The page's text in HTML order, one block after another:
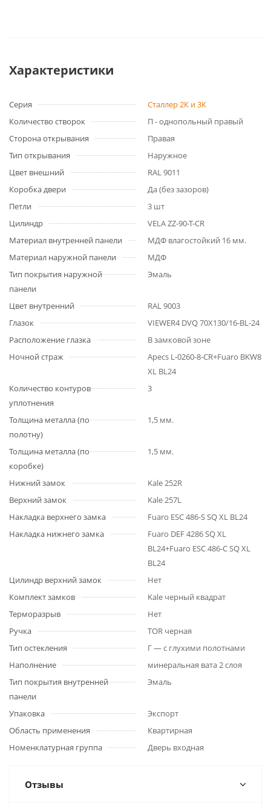
Характеристики
Серия
Сталлер 2К и 3К
Количество створок
П - однопольный правый
Сторона открывания
Правая
Тип открывания
Наружное
Цвет внешний
RAL 9011
Коробка двери
Да (без зазоров)
Петли
3 шт
Цилиндр
VELA ZZ-90-T-CR
Материал внутренней панели
МДФ влагостойкий 16 мм.
Материал наружной панели
МДФ
Тип покрытия наружной
панели
Эмаль
Цвет внутренний
RAL 9003
Глазок
VIEWER4 DVQ 70X130/16-BL-24
Расположение глазка
В замковой зоне
Ночной страж
Apecs L-0260-8-CR+Fuaro BKW8
XL BL24
Количество контуров
уплотнения
3
Толщина металла (по
полотну)
1,5 мм.
Толщина металла (по
коробке)
1,5 мм.
Нижний замок
Kale 252R
Верхний замок
Kale 257L
Накладка верхнего замка
Fuaro ESC 486-S SQ XL BL24
Накладка нижнего замка
Fuaro DEF 4286 SQ XL
BL24+Fuaro ESC 486-C SQ XL
BL24
Цилиндр верхний замок
Нет
Комплект замков
Kale черный квадрат
Терморазрыв
Нет
Ручка
TOR черная
Тип остекления
Г — с глухими полотнами
Наполнение
минеральная вата 2 слоя
Тип покрытия внутренней
панели
Эмаль
Упаковка
Экспорт
Область применения
Квартирная
Номенклатурная группа
Дверь входная
Отзывы